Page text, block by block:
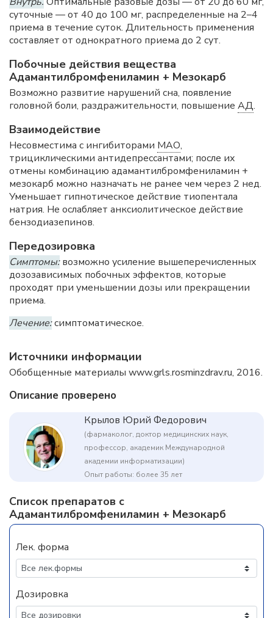
суточные — от 40 до 100 мг, распределенные на 2–4
приема в течение суток. Длительность применения
составляет от однократного приема до 2 сут.
Побочные действия вещества
Адамантилбромфениламин + Мезокарб
Возможно развитие нарушений сна, появление
головной боли, раздражительности, повышение АД.
Взаимодействие
Несовместима с ингибиторами МАО,
трициклическими антидепрессантами; после их
отмены комбинацию адамантилбромфениламин +
мезокарб можно назначать не ранее чем через 2 нед.
Уменьшает гипнотическое действие тиопентала
натрия. Не ослабляет анксиолитическое действие
бензодиазепинов.
Передозировка
Симптомы:возможно усиление вышеперечисленных
дозозависимых побочных эффектов, которые
проходят при уменьшении дозы или прекращении
приема.
Лечение:симптоматическое.
Источники информации
Обобщенные материалы www.grls.rosminzdrav.ru, 2016.
Описание проверено
Крылов Юрий Федорович
(фармаколог, доктор медицинских наук,
профессор, академик Международной
академии информатизации)
Опыт работы: более 35 лет
Список препаратов с
Адамантилбромфениламин + Мезокарб
Лек. форма
Дозировка